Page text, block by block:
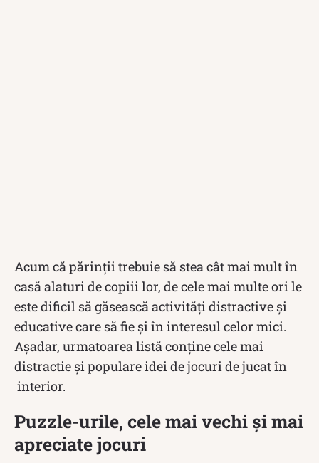
Acum că părinţii trebuie să stea cât mai mult în
casă alaturi de copiii lor, de cele mai multe ori le
este dificil să găsească activităţi distractive şi
educative care să fie şi în interesul celor mici.
Aşadar, urmatoarea listă conţine cele mai
distractie şi populare idei de jocuri de jucat în
interior.
Puzzle-urile, cele mai vechi şi mai
apreciate jocuri